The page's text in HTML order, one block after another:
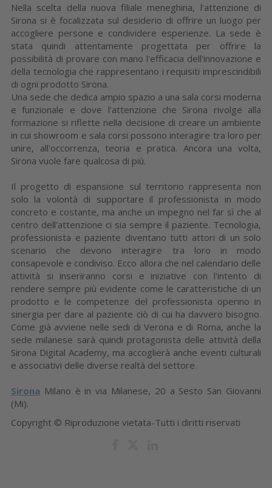
Nella scelta della nuova filiale meneghina, l'attenzione di
Sirona si è focalizzata sul desiderio di offrire un luogo per
accogliere persone e condividere esperienze. La sede è
stata quindi attentamente progettata per offrire la
possibilità di provare con mano l'efficacia dell'innovazione e
della tecnologia che rappresentano i requisiti imprescindibili
di ogni prodotto Sirona.
Una sede che dedica ampio spazio a una sala corsi moderna
e funzionale e dove l'attenzione che Sirona rivolge alla
formazione si riflette nella decisione di creare un ambiente
in cui showroom e sala corsi possono interagire tra loro per
unire, all'occorrenza, teoria e pratica. Ancora una volta,
Sirona vuole fare qualcosa di più.
Il progetto di espansione sul territorio rappresenta non
solo la volontà di supportare il professionista in modo
concreto e costante, ma anche un impegno nel far sì che al
centro dell'attenzione ci sia sempre il paziente. Tecnologia,
professionista e paziente diventano tutti attori di un solo
scenario che devono interagire tra loro in modo
consapevole e condiviso. Ecco allora che nel calendario delle
attività si inseriranno corsi e iniziative con l'intento di
rendere sempre più evidente come le caratteristiche di un
prodotto e le competenze del professionista operino in
sinergia per dare al paziente ciò di cui ha davvero bisogno.
Come già avviene nelle sedi di Verona e di Roma, anche la
sede milanese sarà quindi protagonista delle attività della
Sirona Digital Academy, ma accoglierà anche eventi culturali
e associativi delle diverse realtà del settore.
Sirona Milano è in via Milanese, 20 a Sesto San Giovanni
(Mi).
Copyright © Riproduzione vietata-Tutti i diritti riservati